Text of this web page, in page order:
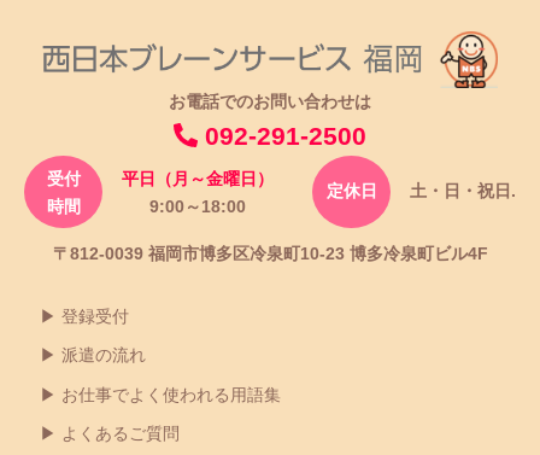
お電話でのお問い合わせは
092-291-2500
受付
時間
平日（月～金曜日）
9:00～18:00
定休日 土・日・祝日.
〒812-0039 福岡市博多区冷泉町10-23 博多冷泉町ビル4F
登録受付
派遣の流れ
お仕事でよく使われる用語集
よくあるご質問